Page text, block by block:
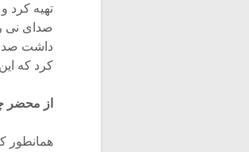
تهیه کرد
صدای نی
داشت
کرد که
از محضر
همانطور